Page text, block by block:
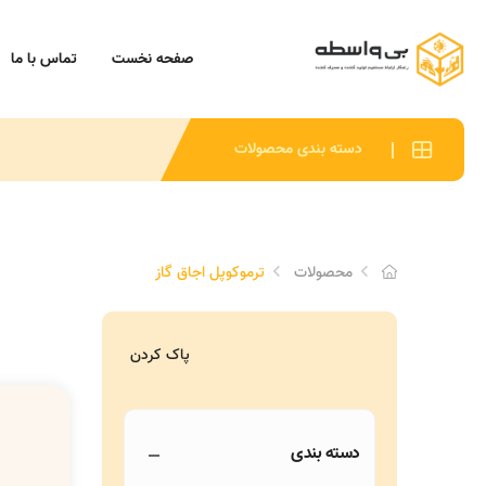
صفحه نخست تماس با ما
دسته بندی محصولات
محصولات ترموکوپل اجاق گاز
پاک کردن
دسته بندی